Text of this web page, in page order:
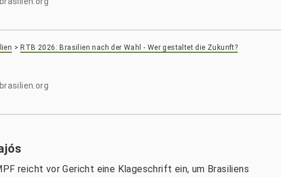
> RTB 2026: Brasilien nach der Wahl - Wer gestaltet die Zukunft?
reicht vor Gericht eine Klageschrift ein, um Brasiliens